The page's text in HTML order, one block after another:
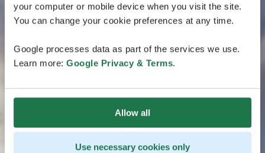
your computer or mobile device when you visit the site.
You can change your cookie preferences at any time.
Google processes data as part of the services we use.
Learn more: Google Privacy & Terms.
Allow all
Use necessary cookies only